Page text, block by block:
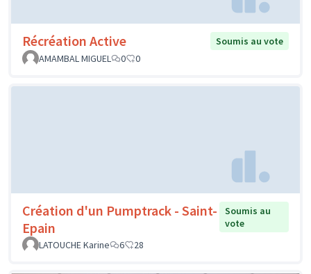
Récréation Active
Soumis au vote
AMAMBAL MIGUEL
0 0
Création d'un Pumptrack - Saint-
Epain
Soumis au
vote
LATOUCHE Karine
6 28